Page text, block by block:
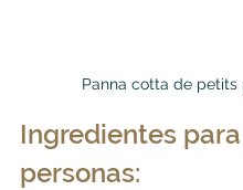
Panna cotta de petits
Ingredientes
personas: